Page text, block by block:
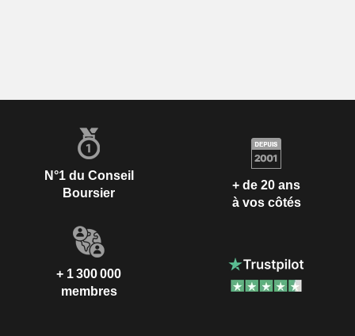
N°1 du Conseil
Boursier
+ de 20 ans
à vos côtés
+ 1 300 000
membres